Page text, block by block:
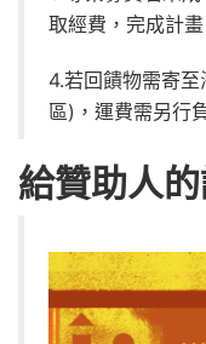
取經費，完成計畫
4.若回饋物需寄
區)，運費需另行
給贊助人